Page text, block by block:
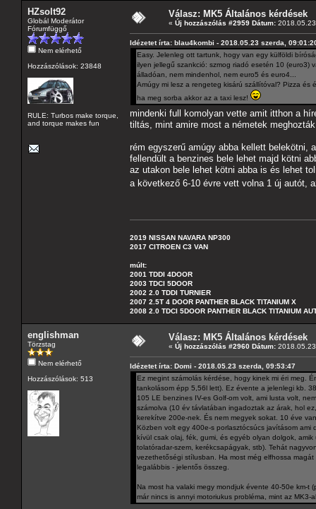
HZsolt92
Globál Moderátor
Fórumfüggő
Nem elérhető
Hozzászólások: 23848
RULE: Turbos make torque,
and torque makes fun
Válasz: MK5 Általános kérdések
« Új hozzászólás #2959 Dátum:
Idézetet írta: blau4kombi - 2018.05.23 szerda,
Easy. Jelenleg ott tartunk, hogy van egy külföldi
ilyen jellegű szankció: szmog riadó esetén 10
álladóan, nem mindenhol, nem euro5 és euro4...
Amúgy mi lesz a rengeteg kisárú szállítóval? Pizza
ha meg sorba akkor az a taxi lesz!
mindenki full komolyan vette amit itthon a
tiltás, mint amire most a németek
rém egyszerű amúgy abba kellett belekötni,
fellendült a benzines bele lehet majd kötni
az utakon bele lehet kötni abba is és lehet
a következő 6-10 évre vett volna 1 új autót,
2019 NISSAN NAVARA NP300
2017 CITROEN C3 VAN
múlt:
2001 TDDI 4DOOR
2003 TDCI 5DOOR
2002 2.0 TDDI TURNIER
2007 2.5T 4 DOOR PANTHER BLACK TITANIUM X
2008 2.0 TDCI 5DOOR PANTHER BLACK TITANIUM
englishman
Törzstag
Nem elérhető
Hozzászólások: 513
Válasz: MK5 Általános kérdések
« Új hozzászólás #2960 Dátum:
Idézetet írta: Domi - 2018.05.23 szerda, 09:53:47
Ez megint számolás kérdése, hogy kinek mi éri meg.
tankolásom épp 5,56l lett). Ez évente a jelenlegi kb.
105 LE benzines IV-es Golf-om volt, ami lusta volt,
számolva (10 év távlatában ingadoztak az árak, hol
kerekítve 200e-nek. És nem megyek sokat. 10 éve
Közben volt egy 400e-s porlasztócsúcs javításom
kívül csak olaj, fék, gumi, és egyéb olyan dolgok,
tolatóradar-szem, kerékcsapágyak, stb). Tehát
vezethetőségi stílusban. Ha most még elfhossa
legalábbis - jelentős összeg.
Na most ha valaki megy mondjuk évente 40-50e km-t
már nincs is annyi motoriukus probléma, mint az